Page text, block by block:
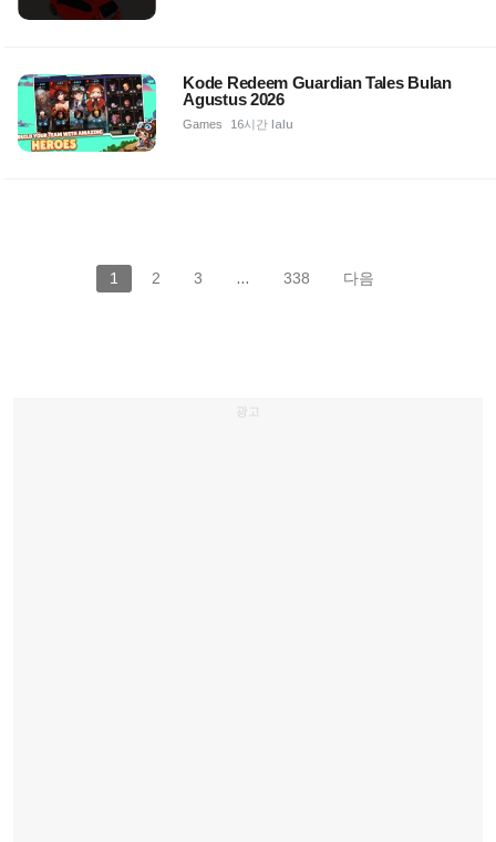
Kode Redeem Guardian Tales Bulan
Agustus 2026
Games 16시간 lalu
1 2 3 … 338 다음
광고